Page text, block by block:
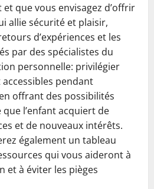
que vous envisagez d’offrir
allie sécurité et plaisir,
d’expériences et les
par des spécialistes du
personnelle: privilégier
pendant
offrant des possibilités
l’enfant acquiert de
et de nouveaux intérêts.
également un tableau
qui vous aideront à
et à éviter les pièges